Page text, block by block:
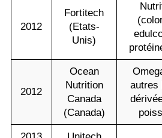
2012
Fortitech
(Etats-
Unis)
2012
Ocean
Nutrition
Canada
(Canada)
autres